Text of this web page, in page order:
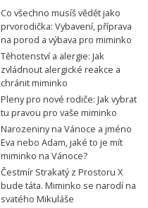
Co všechno musíš vědět jako
prvorodička: Vybavení, příprava
na porod a výbava pro miminko
Těhotenství a alergie: Jak
zvládnout alergické reakce a
chránit miminko
Pleny pro nové rodiče: Jak vybrat
tu pravou pro vaše miminko
Narozeniny na Vánoce a jméno
Eva nebo Adam, jaké to je mít
miminko na Vánoce?
Čestmír Strakatý z Prostoru X
bude táta. Miminko se narodí na
svatého Mikuláše